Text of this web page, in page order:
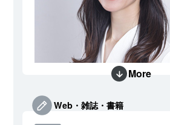
More
Web・雑誌・書籍